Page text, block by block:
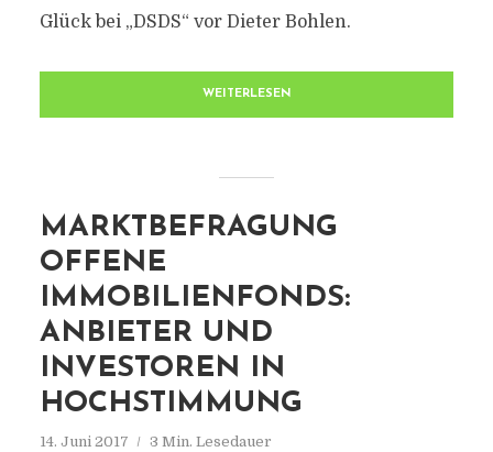
Glück bei „DSDS“ vor Dieter Bohlen.
WEITERLESEN
MARKTBEFRAGUNG
OFFENE
IMMOBILIENFONDS:
ANBIETER UND
INVESTOREN IN
HOCHSTIMMUNG
14. Juni 2017 3 Min. Lesedauer